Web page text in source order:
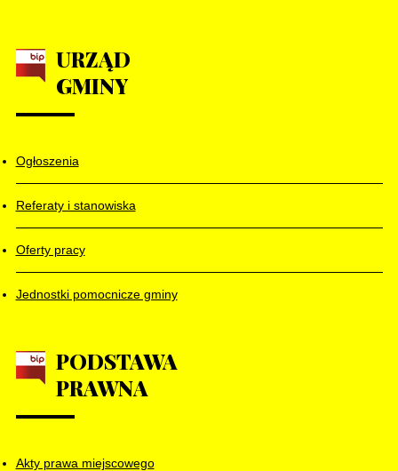
URZĄD
GMINY
Ogłoszenia
Referaty i stanowiska
Oferty pracy
Jednostki pomocnicze gminy
PODSTAWA
PRAWNA
Akty prawa miejscowego